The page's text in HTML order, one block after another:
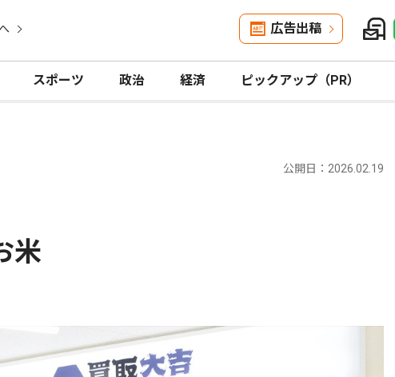
広告出稿
スポーツ 政治 経済 ピックアップ（PR）
公開日：2026.02.19
米